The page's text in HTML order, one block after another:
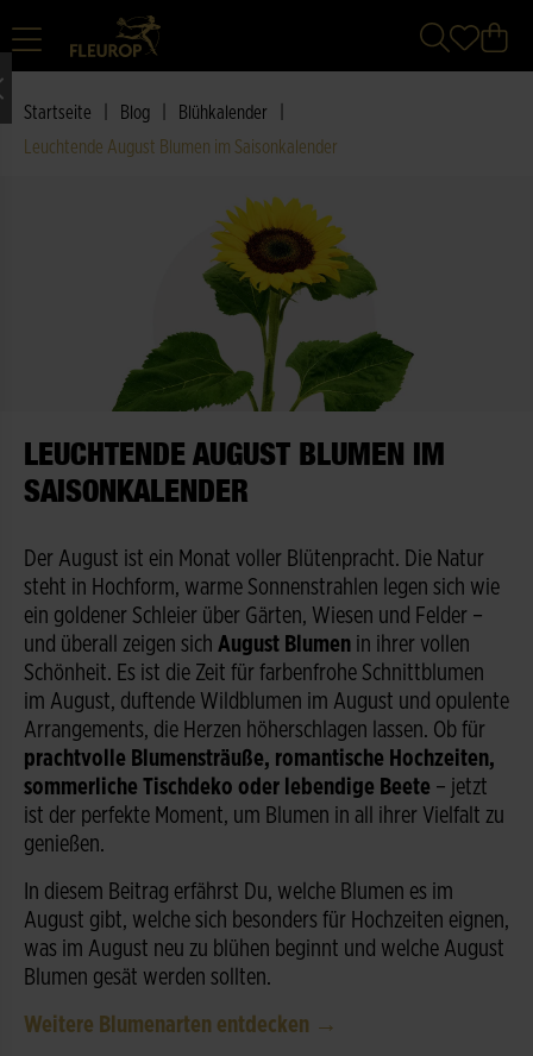
Startseite Blog Blühkalender
Leuchtende August Blumen im Saisonkalender
LEUCHTENDE AUGUST BLUMEN IM
SAISONKALENDER
Der August ist ein Monat voller Blütenpracht. Die Natur
steht in Hochform, warme Sonnenstrahlen legen sich wie
ein goldener Schleier über Gärten, Wiesen und Felder –
und überall zeigen sich August Blumen in ihrer vollen
Schönheit. Es ist die Zeit für farbenfrohe Schnittblumen
im August, duftende Wildblumen im August und opulente
Arrangements, die Herzen höherschlagen lassen. Ob für
prachtvolle Blumensträuße, romantische Hochzeiten,
sommerliche Tischdeko oder lebendige Beete – jetzt
ist der perfekte Moment, um Blumen in all ihrer Vielfalt zu
genießen.
In diesem Beitrag erfährst Du, welche Blumen es im
August gibt, welche sich besonders für Hochzeiten eignen,
was im August neu zu blühen beginnt und welche August
Blumen gesät werden sollten.
Weitere Blumenarten entdecken →